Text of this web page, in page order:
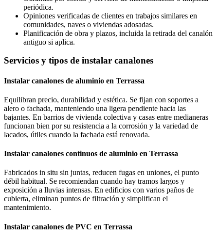
periódica.
Opiniones verificadas de clientes en trabajos similares en
comunidades, naves o viviendas adosadas.
Planificación de obra y plazos, incluida la retirada del canalón
antiguo si aplica.
Servicios y tipos de instalar canalones
Instalar canalones de aluminio en Terrassa
Equilibran precio, durabilidad y estética. Se fijan con soportes a
alero o fachada, manteniendo una ligera pendiente hacia las
bajantes. En barrios de vivienda colectiva y casas entre medianeras
funcionan bien por su resistencia a la corrosión y la variedad de
lacados, útiles cuando la fachada está renovada.
Instalar canalones continuos de aluminio en Terrassa
Fabricados in situ sin juntas, reducen fugas en uniones, el punto
débil habitual. Se recomiendan cuando hay tramos largos y
exposición a lluvias intensas. En edificios con varios paños de
cubierta, eliminan puntos de filtración y simplifican el
mantenimiento.
Instalar canalones de PVC en Terrassa